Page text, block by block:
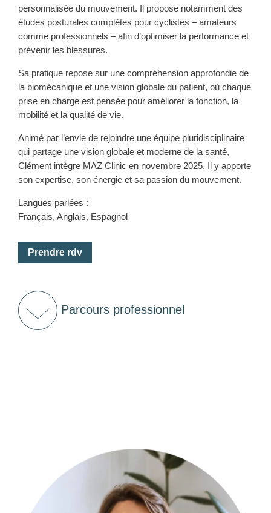
personnalisée du mouvement. Il propose notamment des
études posturales complètes pour cyclistes – amateurs
comme professionnels – afin d’optimiser la performance et
prévenir les blessures.
Sa pratique repose sur une compréhension approfondie de
la biomécanique et une vision globale du patient, où chaque
prise en charge est pensée pour améliorer la fonction, la
mobilité et la qualité de vie.
Animé par l’envie de rejoindre une équipe pluridisciplinaire
qui partage une vision globale et moderne de la santé,
Clément intègre MAZ Clinic en novembre 2025. Il y apporte
son expertise, son énergie et sa passion du mouvement.
Langues parlées :
Français, Anglais, Espagnol
Prendre rdv
Parcours professionnel